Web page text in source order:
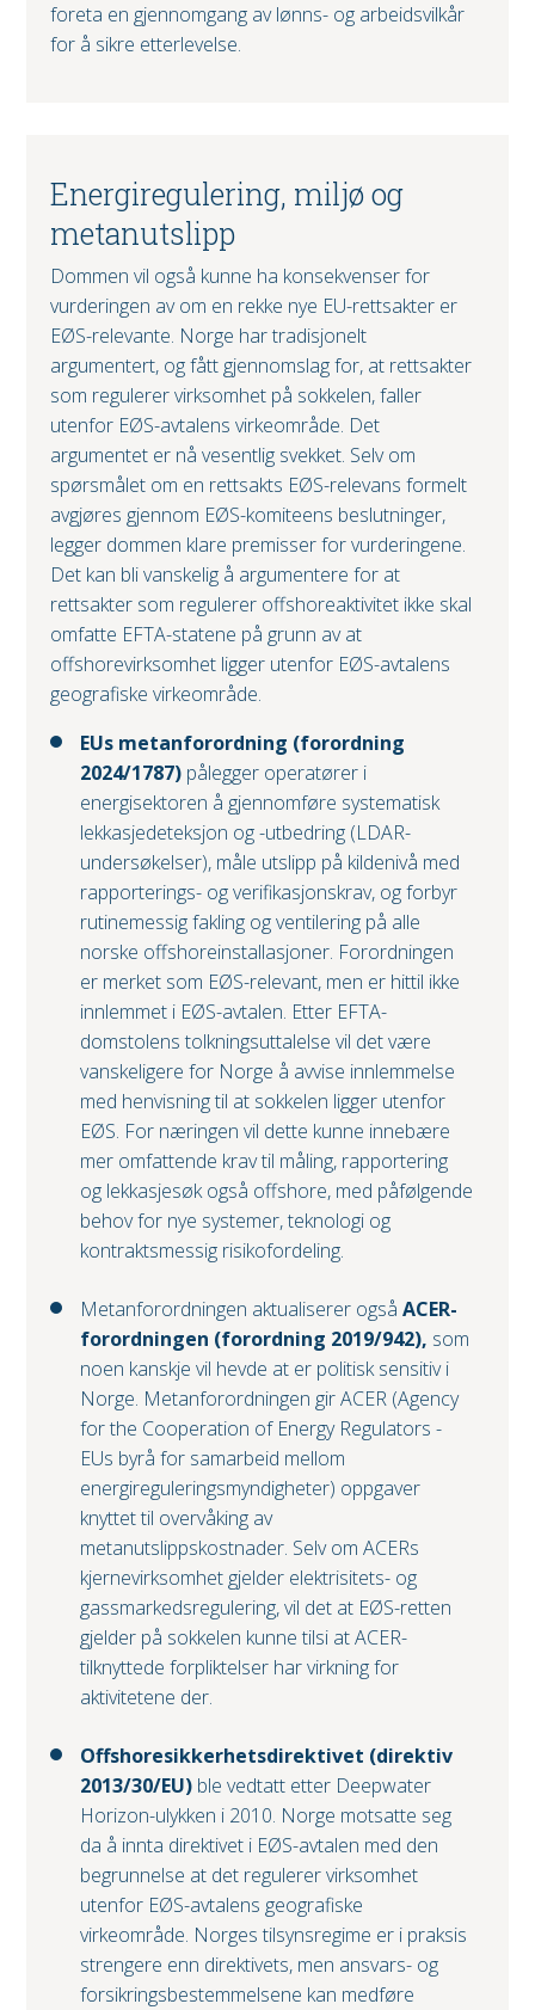
foreta en gjennomgang av lønns- og arbeidsvilkår
for å sikre etterlevelse.
Energiregulering, miljø og
metanutslipp
Dommen vil også kunne ha konsekvenser for
vurderingen av om en rekke nye EU-rettsakter er
EØS-relevante. Norge har tradisjonelt
argumentert, og fått gjennomslag for, at rettsakter
som regulerer virksomhet på sokkelen, faller
utenfor EØS-avtalens virkeområde. Det
argumentet er nå vesentlig svekket. Selv om
spørsmålet om en rettsakts EØS-relevans formelt
avgjøres gjennom EØS-komiteens beslutninger,
legger dommen klare premisser for vurderingene.
Det kan bli vanskelig å argumentere for at
rettsakter som regulerer offshoreaktivitet ikke skal
omfatte EFTA-statene på grunn av at
offshorevirksomhet ligger utenfor EØS-avtalens
geografiske virkeområde.
EUs metanforordning (forordning
2024/1787) pålegger operatører i
energisektoren å gjennomføre systematisk
lekkasjedeteksjon og -utbedring (LDAR-
undersøkelser), måle utslipp på kildenivå med
rapporterings- og verifikasjonskrav, og forbyr
rutinemessig fakling og ventilering på alle
norske offshoreinstallasjoner. Forordningen
er merket som EØS-relevant, men er hittil ikke
innlemmet i EØS-avtalen. Etter EFTA-
domstolens tolkningsuttalelse vil det være
vanskeligere for Norge å avvise innlemmelse
med henvisning til at sokkelen ligger utenfor
EØS. For næringen vil dette kunne innebære
mer omfattende krav til måling, rapportering
og lekkasjesøk også offshore, med påfølgende
behov for nye systemer, teknologi og
kontraktsmessig risikofordeling.
Metanforordningen aktualiserer også ACER-
forordningen (forordning 2019/942), som
noen kanskje vil hevde at er politisk sensitiv i
Norge. Metanforordningen gir ACER (Agency
for the Cooperation of Energy Regulators -
EUs byrå for samarbeid mellom
energireguleringsmyndigheter) oppgaver
knyttet til overvåking av
metanutslippskostnader. Selv om ACERs
kjernevirksomhet gjelder elektrisitets- og
gassmarkedsregulering, vil det at EØS-retten
gjelder på sokkelen kunne tilsi at ACER-
tilknyttede forpliktelser har virkning for
aktivitetene der.
Offshoresikkerhetsdirektivet (direktiv
2013/30/EU) ble vedtatt etter Deepwater
Horizon-ulykken i 2010. Norge motsatte seg
da å innta direktivet i EØS-avtalen med den
begrunnelse at det regulerer virksomhet
utenfor EØS-avtalens geografiske
virkeområde. Norges tilsynsregime er i praksis
strengere enn direktivets, men ansvars- og
forsikringsbestemmelsene kan medføre